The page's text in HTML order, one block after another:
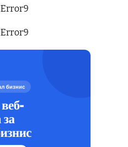
Error9
Error9